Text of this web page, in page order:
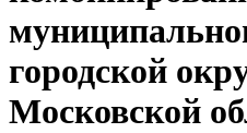
городской
Московской